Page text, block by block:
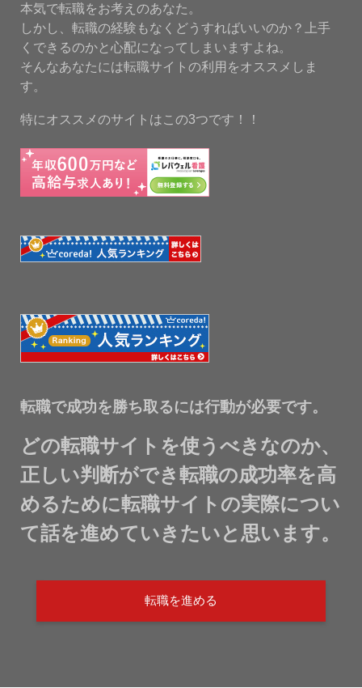
本気で転職をお考えのあなた。
しかし、転職の経験もなくどうすればいいのか？上手
くできるのかと心配になってしまいますよね。
そんなあなたには転職サイトの利用をオススメしま
す。
特にオススメのサイトはこの3つです！！
転職で成功を勝ち取るには行動が必要です。
どの転職サイトを使うべきなのか、
正しい判断ができ転職の成功率を高
めるために転職サイトの実際につい
て話を進めていきたいと思います。
転職を進める